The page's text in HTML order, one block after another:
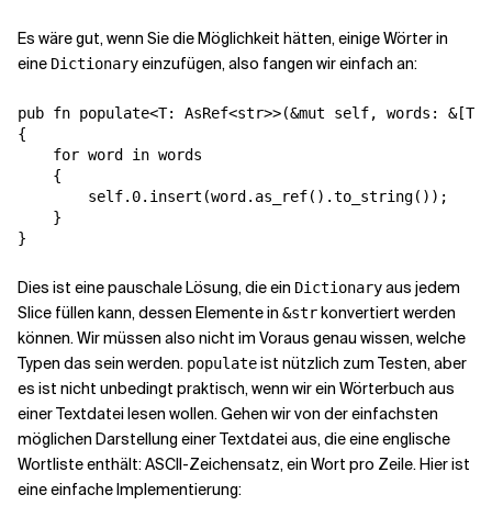
Es wäre gut, wenn Sie die Möglichkeit hätten, einige Wörter in
eine Dictionaryeinzufügen, also fangen wir einfach an:
pub fn populate<T: AsRef<str>>(&mut self, words: &[T])
{
    for word in words
    {
        self.0.insert(word.as_ref().to_string());
    }
}
Dies ist eine pauschale Lösung, die ein Dictionaryaus jedem
Slice füllen kann, dessen Elemente in &strkonvertiert werden
können. Wir müssen also nicht im Voraus genau wissen, welche
Typen das sein werden. populateist nützlich zum Testen, aber
es ist nicht unbedingt praktisch, wenn wir ein Wörterbuch aus
einer Textdatei lesen wollen. Gehen wir von der einfachsten
möglichen Darstellung einer Textdatei aus, die eine englische
Wortliste enthält: ASCII-Zeichensatz, ein Wort pro Zeile. Hier ist
eine einfache Implementierung: